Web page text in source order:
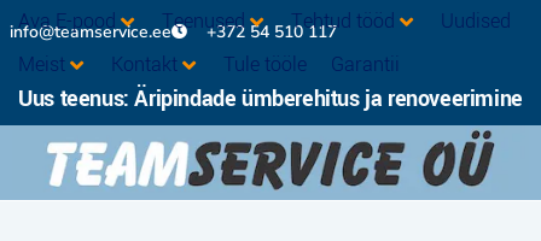
info@teamservice.ee +372 54 510 117
Ava E-pood Teenused Tehtud tööd
Uudised
Meist
Kontakt Tule tööle Garantii
Uus teenus: Äripindade ümberehitus ja renoveerimine